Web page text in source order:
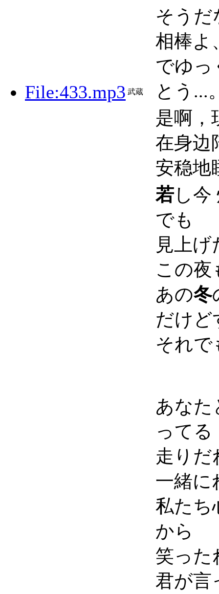
File:433.mp3 武蔵
そうだ
相棒よ
でゆっ
とう...
是啊，
在身边
安稳地
若し
でも
見上
この夜
あの冬
だけど
それで
あなた
ってる
走りだ
一緒に
私た
から
笑った
君が言